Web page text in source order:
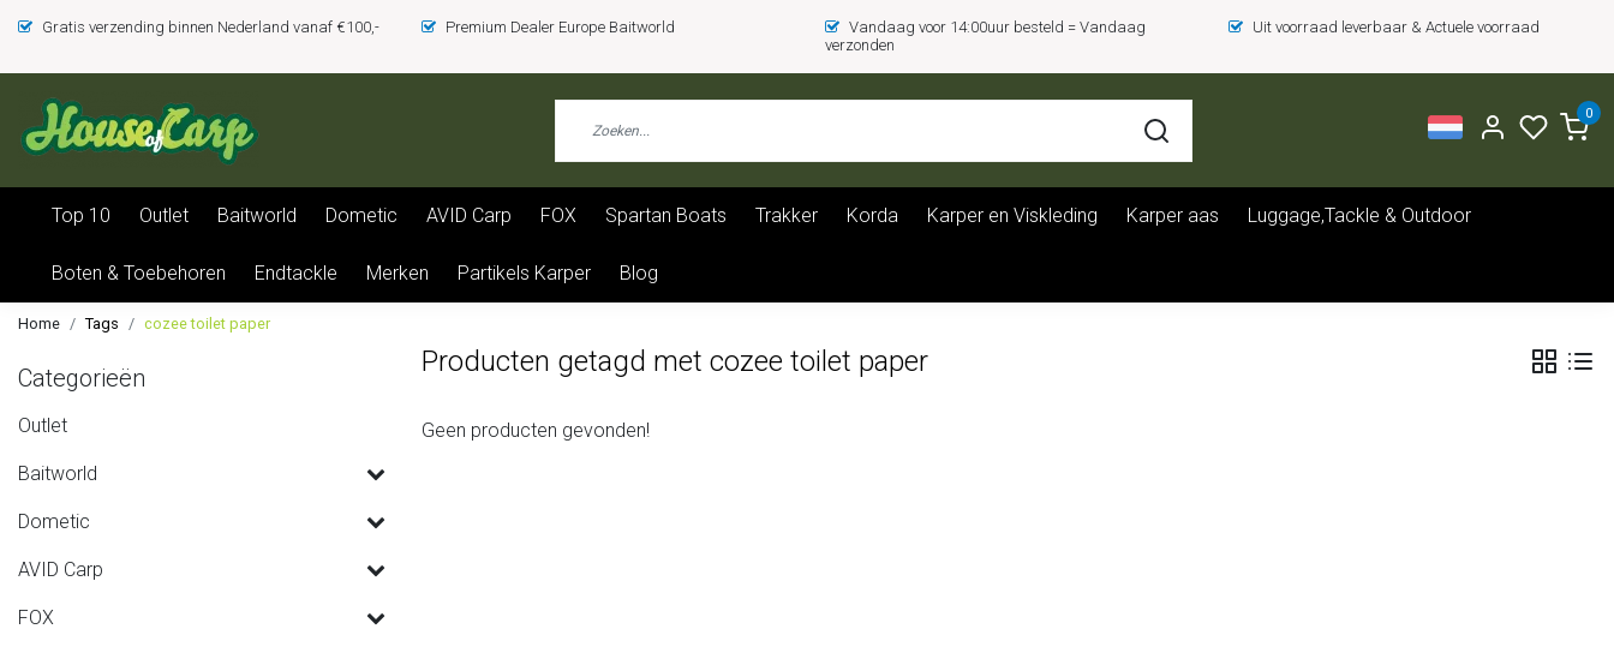
Gratis verzending binnen Nederland vanaf €100,- Premium Dealer Europe Baitworld
Vandaag voor 14:00uur besteld = Vandaag
verzonden
Uit voorraad leverbaar & Actuele voorraad
0
Top 10 Outlet Baitworld Dometic AVID Carp FOX Spartan Boats Trakker Korda Karper en Viskleding Karper aas Luggage,Tackle & Outdoor
Boten & Toebehoren Endtackle Merken Partikels Karper Blog
Home Tags cozee toilet paper
Categorieën
Outlet
Baitworld
Dometic
AVID Carp
FOX
Producten getagd met cozee toilet paper
Geen producten gevonden!